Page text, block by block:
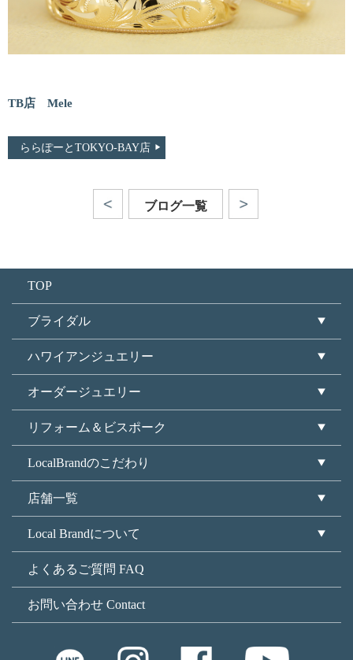
TB店 Mele
ららぽーとTOKYO-BAY店
ブログ一覧
TOP
ブライダル
ハワイアンジュエリー
オーダージュエリー
リフォーム＆ビスポーク
LocalBrandのこだわり
店舗一覧
Local Brandについて
よくあるご質問 FAQ
お問い合わせ Contact